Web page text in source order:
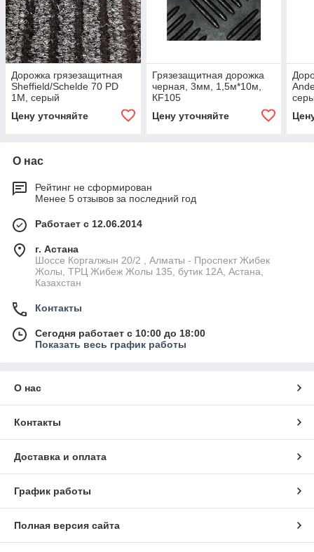
Дорожка грязезащитная
Sheffield/Schelde 70 PD
1М, серый
Цену уточняйте
Грязезащитная дорожка
черная, 3мм, 1,5м*10м,
КF105
Цену уточняйте
О нас
Рейтинг не сформирован
Менее 5 отзывов за последний год
Работает с 12.06.2014
г. Астана
Шоссе Коргалжын 20/2 , Алматы - Проспект Жибек
Жолы, ТРЦ Жибеж Жолы 135, бутик 12А, Астана,
Казахстан
Контакты
Сегодня работает с 10:00 до 18:00
Показать весь график работы
О нас
Контакты
Доставка и оплата
График работы
Полная версия сайта